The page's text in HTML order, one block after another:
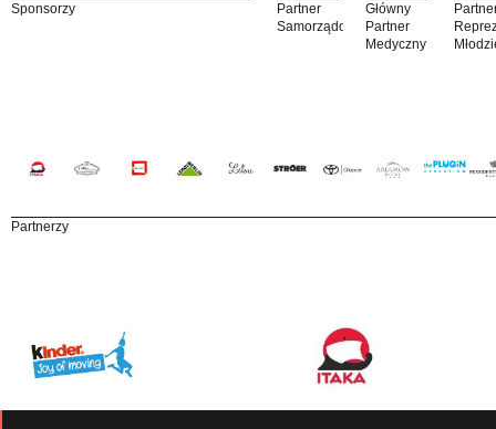
Sponsorzy
Partner
Samorządowy
Główny
Partner
Medyczny
Partnerzy